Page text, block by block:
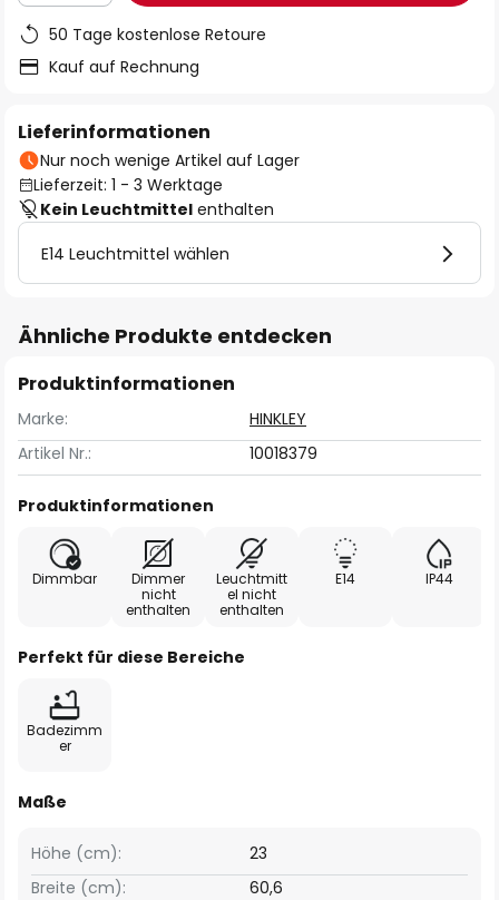
50 Tage kostenlose Retoure
Kauf auf Rechnung
Lieferinformationen
Nur noch wenige Artikel auf Lager
Lieferzeit: 1 - 3 Werktage
Kein Leuchtmittel enthalten
E14 Leuchtmittel wählen
Ähnliche Produkte entdecken
Produktinformationen
Marke:
HINKLEY
Artikel Nr.:
10018379
Produktinformationen
Dimmbar
Dimmer
nicht
enthalten
Leuchtmitt
el nicht
enthalten
E14 IP44
Perfekt für diese Bereiche
Badezimm
er
Maße
Breite (cm): 60,6
Höhe (cm): 23